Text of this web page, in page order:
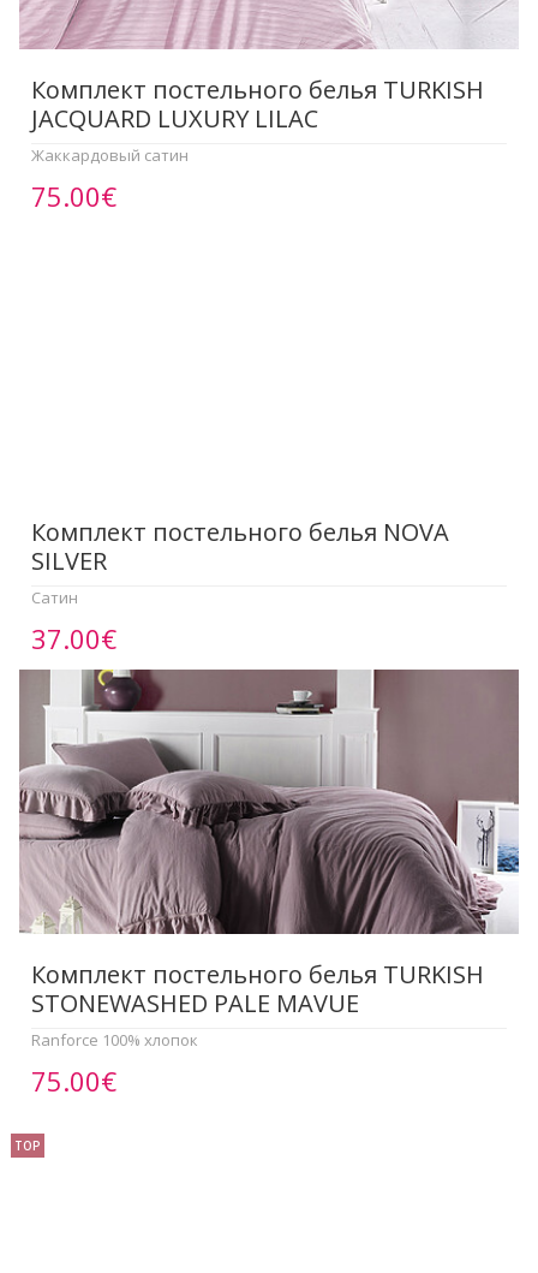
Комплект постельного белья TURKISH
JACQUARD LUXURY LILAC
Жаккардовый сатин
75.00€
Комплект постельного белья NOVA
SILVER
Сатин
37.00€
Комплект постельного белья TURKISH
STONEWASHED PALE MAVUE
Ranforce 100% хлопок
75.00€
TOP